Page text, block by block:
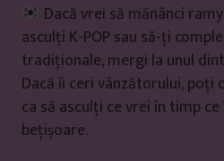
Dacă vrei să mănânci
asculți K-POP sau să-ți
tradiționale, mergi la unul
Dacă îi ceri vânzătorului, poți
ca să asculți ce vrei în timp
bețișoare.